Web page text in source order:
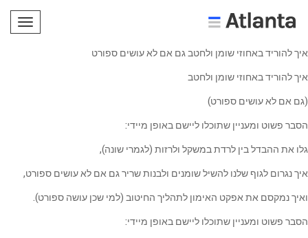
איך להוריד באחוזי שומן ולחטב גם אם לא עושים ספורט
איך להוריד באחוזי שומן ולחטב
(גם אם לא עושים ספורט)
הסבר פשוט ומעניין שתוכלו ליישם באופן מיידי:
גלו את ההבדל בין לרדת במשקל ולרזות (לגמרי שונה),
איך נגרום לגוף שלנו להשיל שומנים ולבנות שריר גם אם לא עושים ספורט,
ואיך נמקסם את אפקט האימון לתהליך החיטוב (למי שכן עושה ספורט).
הסבר פשוט ומעניין שתוכלו ליישם באופן מיידי: